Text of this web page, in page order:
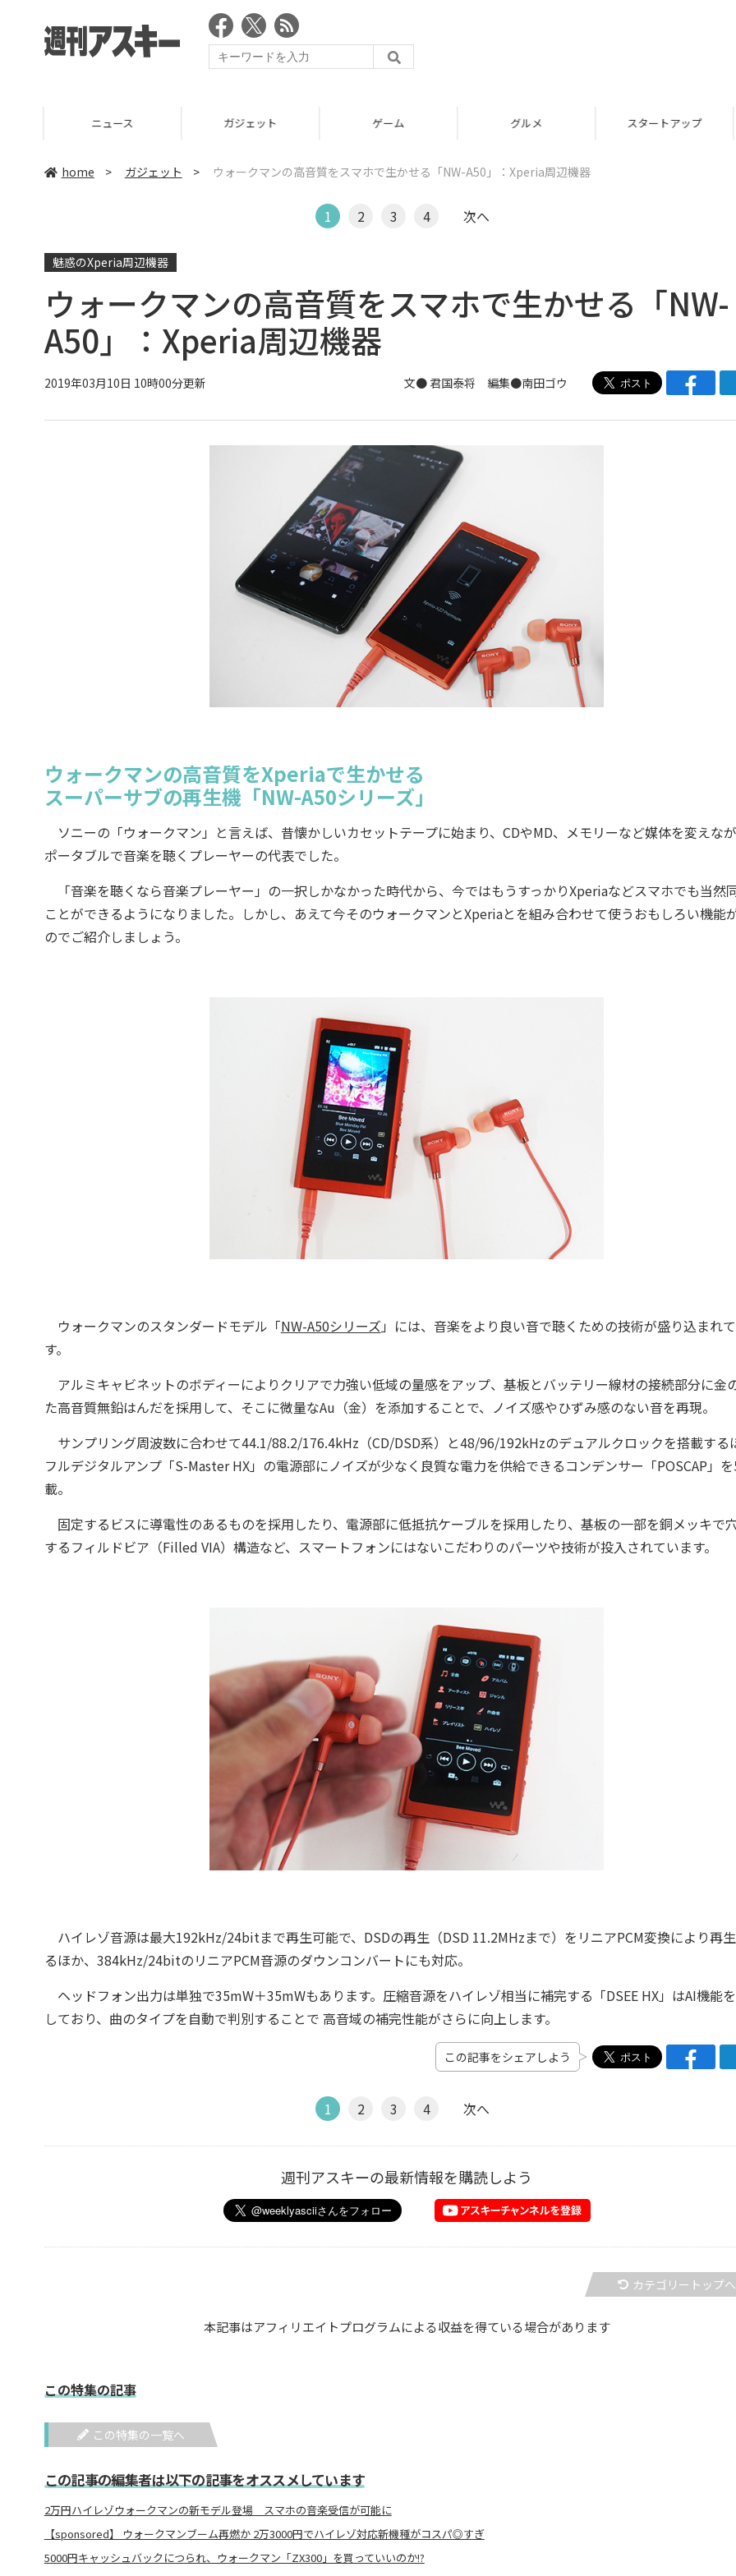
ガジェット スタートアップ
home > ガジェット > ウォークマンの高音質をスマホで生かせる「NW-A50」：Xperia周辺機器
1 2 3 4 次へ
魅惑のXperia周辺機器
ウォークマンの高音質をスマホで生かせる「NW-
A50」：Xperia周辺機器
2019年03月10日 10時00分更新 文● 君国泰将 編集●南田ゴウ
ウォークマンの高音質をXperiaで生かせる
スーパーサブの再生機「NW-A50シリーズ」
ソニーの「ウォークマン」と言えば、昔懐かしいカセットテープに始まり、CDやMD、メモリーなど媒体を変えな
ポータブルで音楽を聴くプレーヤーの代表でした。
「音楽を聴くなら音楽プレーヤー」の一択しかなかった時代から、今ではもうすっかりXperiaなどスマホでも当然
ことができるようになりました。しかし、あえて今そのウォークマンとXperiaとを組み合わせて使うおもしろい機能
のでご紹介しましょう。
ウォークマンのスタンダードモデル「NW-A50シリーズ 」には、音楽をより良い音で聴くための技術が盛り込まれ
す。
アルミキャビネットのボディーによりクリアで力強い低域の量感をアップ、基板とバッテリー線材の接続部分に金
た高音質無鉛はんだを採用して、そこに微量なAu（金）を添加することで、ノイズ感やひずみ感のない音を再現。
サンプリング周波数に合わせて44.1/88.2/176.4kHz（CD/DSD系）と48/96/192kHzのデュアルクロックを搭載する
フルデジタルアンプ「S-Master HX」の電源部にノイズが少なく良質な電力を供給できるコンデンサー「POSCAP」
載。
固定するビスに導電性のあるものを採用したり、電源部に低抵抗ケーブルを採用したり、基板の一部を銅メッキで
するフィルドビア（Filled VIA）構造など、スマートフォンにはないこだわりのパーツや技術が投入されています。
ハイレゾ音源は最大192kHz/24bitまで再生可能で、DSDの再生（DSD 11.2MHzまで）をリニアPCM変換により再
るほか、384kHz/24bitのリニアPCM音源のダウンコンバートにも対応。
ヘッドフォン出力は単独で35mW＋35mWもあります。圧縮音源をハイレゾ相当に補完する「DSEE HX」はAI機能
しており、曲のタイプを自動で判別することで 高音域の補完性能がさらに向上します。
この記事をシェアしよう
1 2 3 4 次へ
週刊アスキーの最新情報を購読しよう
カテゴリートップへ
本記事はアフィリエイトプログラムによる収益を得ている場合があります
この特集の記事
この特集の一覧へ
この記事の編集者は以下の記事をオススメしています
2万円ハイレゾウォークマンの新モデル登場 スマホの音楽受信が可能に
【sponsored】 ウォークマンブーム再燃か 2万3000円でハイレゾ対応新機種がコスパ◎すぎ
5000円キャッシュバックにつられ、ウォークマン「ZX300」を買っていいのか!?